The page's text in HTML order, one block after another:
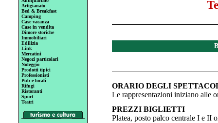
Artigianato
Bed & Breakfast
Camping
Case vacanza
Case in vendita
Dimore storiche
Immobiliari
Edilizia
Link
Mercatini
Negozi particolari
Noleggio
Prodotti tipici
Professionisti
Pub e locali
Rifugi
Ristoranti
Sport
Teatri
ORARIO DEGLI
Le rappresentazioni iniziano alle
PREZZI BIGLIETTI
Platea, posto palco centrale I e II